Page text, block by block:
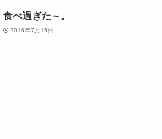
食べ過ぎた～。
2016年7月15日